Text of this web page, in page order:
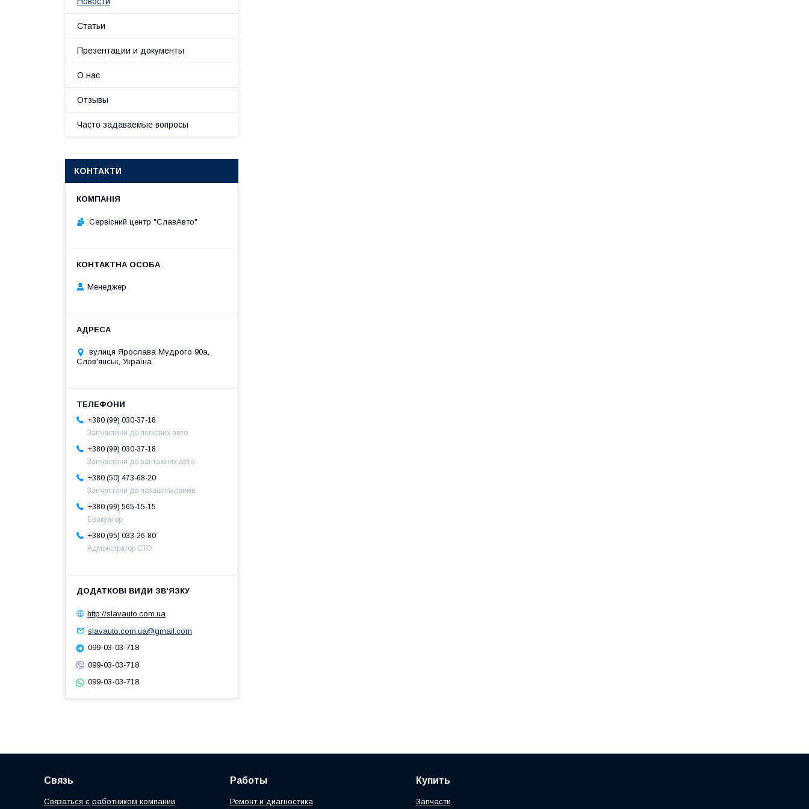
Статьи
Презентации и документы
О нас
Отзывы
Часто задаваемые вопросы
КОНТАКТИ
Сервісний центр "СлавАвто"
Менеджер
вулиця Ярослава Мудрого 90а,
Слов'янськ, Україна
+380 (99) 030-37-18
Запчастини до легкових авто
+380 (99) 030-37-18
Запчастини до вантажних авто
+380 (50) 473-68-20
Запчастини до позашляховиків
+380 (99) 565-15-15
Евакуатор
+380 (95) 033-26-80
Адміністратор СТО
http://slavauto.com.ua
slavauto.com.ua@gmail.com
099-03-03-718
099-03-03-718
099-03-03-718
Связь
Связаться с работником компании
Работы
Ремонт и диагностика
Купить
Запчасти